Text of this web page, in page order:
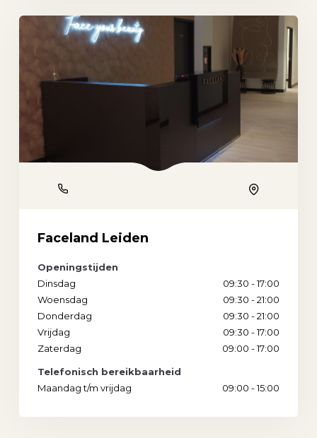
Faceland Leiden
Openingstijden
Dinsdag
09:30 - 17:00
Woensdag
09:30 - 21:00
Donderdag
09:30 - 21:00
Vrijdag
09:30 - 17:00
Zaterdag
09:00 - 17:00
Telefonisch bereikbaarheid
Maandag t/m vrijdag
09:00 - 15:00